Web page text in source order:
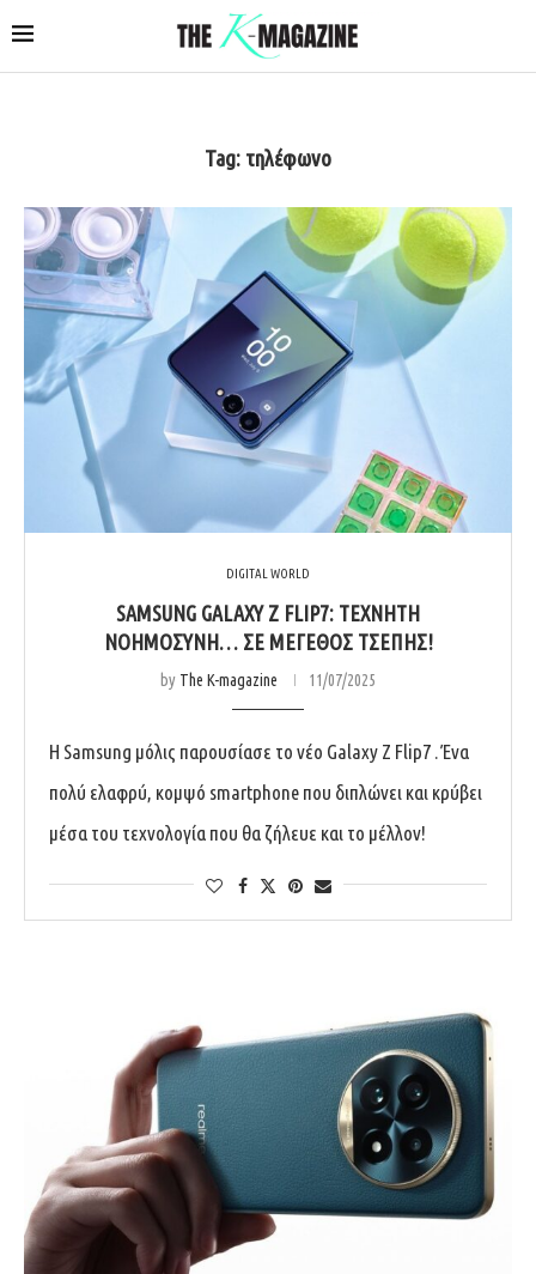
Tag: τηλέφωνο
DIGITAL WORLD
SAMSUNG GALAXY Z FLIP7: ΤΕΧΝΗΤΉ
ΝΟΗΜΟΣΎΝΗ… ΣΕ ΜΈΓΕΘΟΣ ΤΣΈΠΗΣ!
by The K-magazine 11/07/2025
Η Samsung μόλις παρουσίασε το νέο Galaxy Z Flip7 . Ένα
πολύ ελαφρύ, κομψό smartphone που διπλώνει και κρύβει
μέσα του τεχνολογία που θα ζήλευε και το μέλλον!